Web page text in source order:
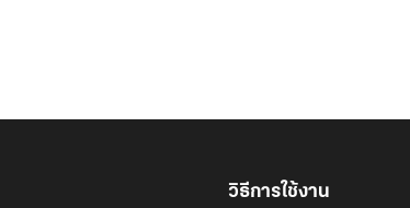
วิธีการใช้งาน